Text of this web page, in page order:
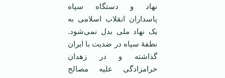
نهاد و دستگاه سپاه
پاسداران انقلاب اسلامی به
یک نهاد ملی بدل نمی‌شود.
نطفۀ سپاه در ضدیت با ایران
گذاشته و در زهدان
حرامزادگی علیه مصالح